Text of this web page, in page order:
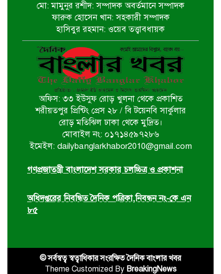
একদিনের সফরে চট্টগ্রাম যাচ্ছেন
প্রধানমন্ত্রী
খুলনায় বইপড়া কর্মসূচির পুরস্কার
বিতরণী অনুষ্ঠিত
‘গণমাধ্যম এখনো স্বাধীন নয়’
বাগেরহাটে ডা. শফিকুর রহমান
চিতলমারীতে বিদ্যালয় পরিচালনা
মো: মামুনুর রশীদ: সম্পাদক অবর্তমানে সম্পাদক
ফারুক হোসেন খান: সহকারী সম্পাদক
হাসিবুর রহমান: ওয়েব তত্ত্বাবধায়ক
অফিস: ৩৩ ইউসুফ রোড় খুলনা থেকে প্রকাশিত
শরীয়তপুর প্রিন্টিং প্রেস ২৮ / বি টয়েনবি সার্কুলার
রোড় মতিঝিল ঢাকা থেকে মুদ্রিত।
মোবাইল নং: ০১৭১৪৫৯৭২৮৬
ইমেইল: dailybanglarkhabor2010@gmail.com
গণপ্রজাতন্ত্রী বাংলাদেশ সরকার চলচ্চিত্র ও প্রকাশনা
অধিদপ্তরের নিবন্ধিত দৈনিক পত্রিকা,নিবন্ধন নং-কে এন
৮৫
© সর্বস্বত্ব স্বত্বাধিকার সংরক্ষিত দৈনিক বাংলার খবর
Theme Customized By BreakingNews